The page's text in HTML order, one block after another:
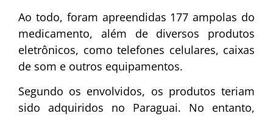
Ao todo, foram apreendidas 177 ampolas do
medicamento, além de diversos produtos
eletrônicos, como telefones celulares, caixas
de som e outros equipamentos.
Segundo os envolvidos, os produtos teriam
sido adquiridos no Paraguai. No entanto,